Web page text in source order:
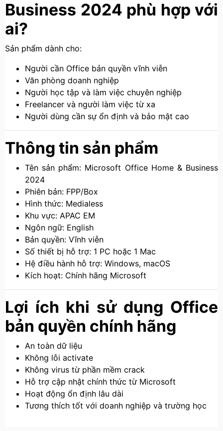
Business 2024 phù hợp với
ai?
Sản phẩm dành cho:
Người cần Office bản quyền vĩnh viễn
Văn phòng doanh nghiệp
Người học tập và làm việc chuyên nghiệp
Freelancer và người làm việc từ xa
Người dùng cần sự ổn định và bảo mật cao
Thông tin sản phẩm
Tên sản phẩm: Microsoft Office Home & Business
2024
Phiên bản: FPP/Box
Hình thức: Medialess
Khu vực: APAC EM
Ngôn ngữ: English
Bản quyền: Vĩnh viễn
Số thiết bị hỗ trợ: 1 PC hoặc 1 Mac
Hệ điều hành hỗ trợ: Windows, macOS
Kích hoạt: Chính hãng Microsoft
Lợi ích khi sử dụng Office
bản quyền chính hãng
An toàn dữ liệu
Không lỗi activate
Không virus từ phần mềm crack
Hỗ trợ cập nhật chính thức từ Microsoft
Hoạt động ổn định lâu dài
Tương thích tốt với doanh nghiệp và trường học